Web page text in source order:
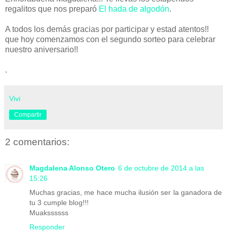
regalitos que nos preparó El hada de algodón.
A todos los demás gracias por participar y estad atentos!!
que hoy comenzamos con el segundo sorteo para celebrar
nuestro aniversario!!
.
Vivi
Compartir
2 comentarios:
Magdalena Alonso Otero 6 de octubre de 2014 a las
15:26
Muchas gracias, me hace mucha ilusión ser la ganadora de
tu 3 cumple blog!!!
Muakssssss
Responder